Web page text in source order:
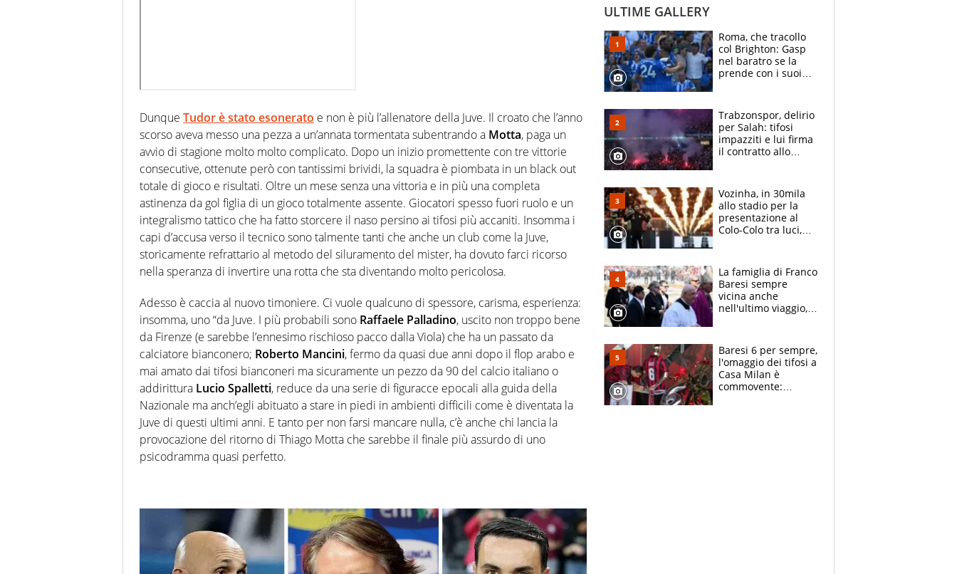
Dunque Tudorè stato esonerato e non è più l’allenatore della Juve. Il croato che l’anno
scorso aveva messo una pezza a un’annata tormentata subentrando a Motta, paga un
avvio di stagione molto molto complicato. Dopo un inizio promettente con tre vittorie
consecutive, ottenute però con tantissimi brividi, la squadra è piombata in un black out
totale di gioco e risultati. Oltre un mese senza una vittoria e in più una completa
astinenza da gol figlia di un gioco totalmente assente. Giocatori spesso fuori ruolo e un
integralismo tattico che ha fatto storcere il naso persino ai tifosi più accaniti. Insomma i
capi d’accusa verso il tecnico sono talmente tanti che anche un club come la Juve,
storicamente refrattario al metodo del siluramento del mister, ha dovuto farci ricorso
nella speranza di invertire una rotta che sta diventando molto pericolosa.
Adesso è caccia al nuovo timoniere. Ci vuole qualcuno di spessore, carisma, esperienza:
insomma, uno “da Juve. I più probabili sono Raffaele Palladino, uscito non troppo bene
da Firenze (e sarebbe l’ennesimo rischioso pacco dalla Viola) che ha un passato da
calciatore bianconero; Roberto Mancini, fermo da quasi due anni dopo il flop arabo e
mai amato dai tifosi bianconeri ma sicuramente un pezzo da 90 del calcio italiano o
addirittura Lucio Spalletti, reduce da una serie di figuracce epocali alla guida della
Nazionale ma anch’egli abituato a stare in piedi in ambienti difficili come è diventata la
Juve di questi ultimi anni. E tanto per non farsi mancare nulla, c’è anche chi lancia la
provocazione del ritorno di Thiago Motta che sarebbe il finale più assurdo di uno
psicodramma quasi perfetto.
ULTIME GALLERY
Roma, che tracollo
col Brighton: Gasp
nel baratro se la
prende con i suoi
Trabzonspor, delirio
per Salah: tifosi
impazziti e lui firma
il contratto allo
Vozinha, in 30mila
allo stadio per la
presentazione al
Colo-Colo tra luci,
La famiglia di Franco
Baresi sempre
vicina anche
nell'ultimo viaggio,
circondati
dall'affetto dei tifosi
Baresi 6 per sempre,
l'omaggio dei tifosi a
Casa Milan è
commovente: